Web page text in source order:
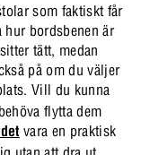
som faktiskt får
bordsbenen är
tätt, medan
på om du väljer
Vill du kunna
flytta dem
vara en praktisk